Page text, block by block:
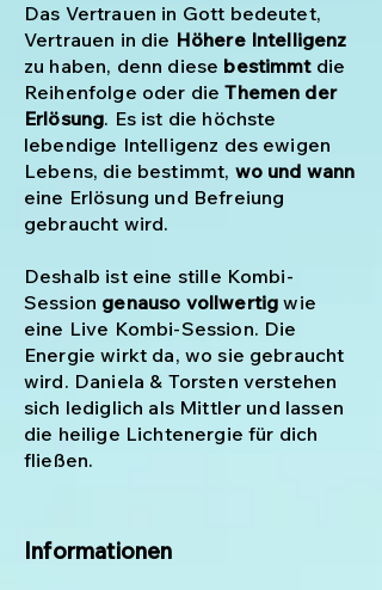
Das Vertrauen in Gott bedeutet,
Vertrauen in die Höhere Intelligenz
zu haben, denn diese bestimmtdie
Reihenfolge oder dieThemen der
Erlösung. Es ist die höchste
lebendige Intelligenz des ewigen
Lebens, die bestimmt, wo und wann
eine Erlösung und Befreiung
gebraucht wird.
Deshalb ist eine stille Kombi-
Session genauso vollwertig wie
eine Live Kombi-Session. Die
Energie wirkt da, wo sie gebraucht
wird. Daniela & Torsten verstehen
sich lediglich als Mittler und lassen
die heilige Lichtenergie für dich
fließen.
Informationen